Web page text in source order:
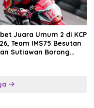
Juara Umum 2 di KCP
Team IMS75 Besutan
Sutiawan Borong